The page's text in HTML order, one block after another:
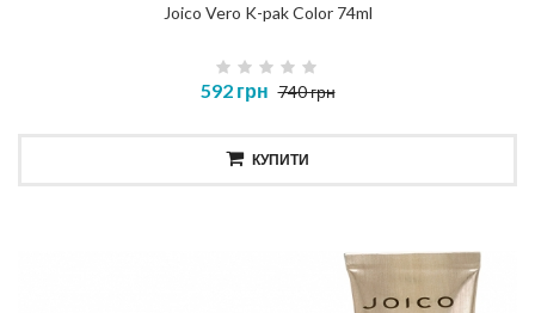
Joico Vero K-pak Color 74ml
592 грн 740 грн
КУПИТИ